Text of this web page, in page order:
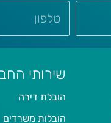
שירותי
הובלת דירה
הובלות משרדים